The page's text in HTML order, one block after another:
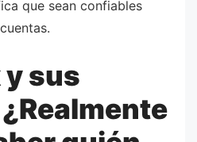
que sean confiables
y sus